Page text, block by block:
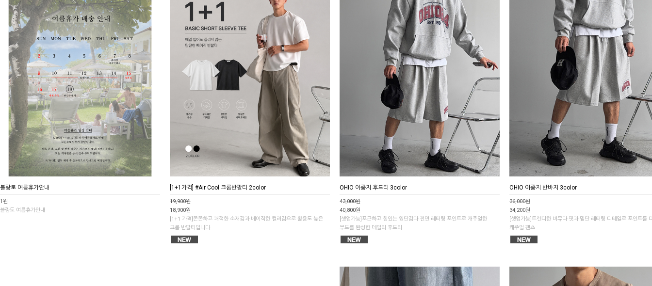
블랑토 여름휴가안내
1원
블랑토 여름휴가안내
[1+1가격] #Air Cool 크롭반팔티 2color
19,900원
18,900원
[1+1 가격]쫀쫀하고 쾌적한 소재감과 베이직한 컬러감으로 활용도 높은
크롭 반팔티입니다.
OHIO 이중지 후드티 3color
43,000원
40,800원
[셋업가능]포근하고 힘있는 원단감과 전면 레터링 포인트로 캐주얼한
무드를 완성한 데일리 후드티
OHIO 이중지 반바지 3color
36,000원
34,200원
[셋업가능]트렌디한 버뮤다 핏과 밑단 레터링 디테일로 포인트를
캐주얼 팬츠